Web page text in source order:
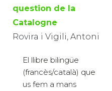
question de la
Catalogne
Rovira i Vigili, Antoni
El llibre bilingüe
(francès/català) que
us fem a mans